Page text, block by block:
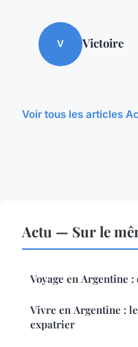
V Victoire
Voir tous les articles
Actu — Sur le
Voyage en Argentine :
Vivre en Argentine :
expatrier